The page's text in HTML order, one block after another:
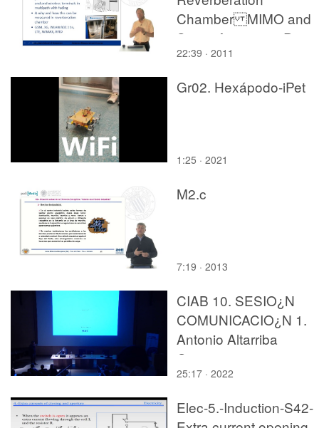
Chamber MIMO and
Smart Antennas. Part 2
22:39 · 2011
Gr02. Hexápodo-iPet
1:25 · 2021
M2.c
7:19 · 2013
CIAB 10. SESIO¿N
COMUNICACIO¿N 1.
Antonio Altarriba
Comeseinoso.
25:17 · 2022
Elec-5.-Induction-S42-